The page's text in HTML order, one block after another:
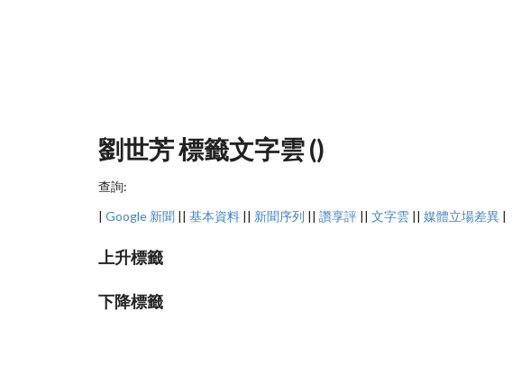
劉世芳 標籤文字雲 ()
查詢:
| Google 新聞|| 基本資料|| 新聞序列 || 讚享評|| 文字雲|| 媒體立場差異|
上升標籤
下降標籤